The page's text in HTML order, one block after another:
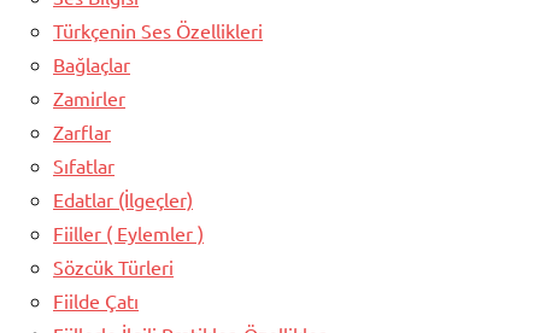
Türkçenin Ses Özellikleri
Bağlaçlar
Zamirler
Zarflar
Sıfatlar
Edatlar (İlgeçler)
Fiiller ( Eylemler )
Sözcük Türleri
Fiilde Çatı